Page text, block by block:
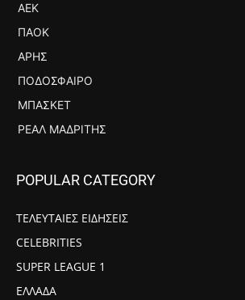
ΑΕΚ
ΠΑΟΚ
ΆΡΗΣ
ΠΟΔΌΣΦΑΙΡΟ
ΜΠΆΣΚΕΤ
ΡΕΆΛ ΜΑΔΡΊΤΗΣ
POPULAR CATEGORY
ΤΕΛΕΥΤΑΙΕΣ ΕΙΔΗΣΕΙΣ
CELEBRITIES
SUPER LEAGUE 1
ΕΛΛΑΔΑ